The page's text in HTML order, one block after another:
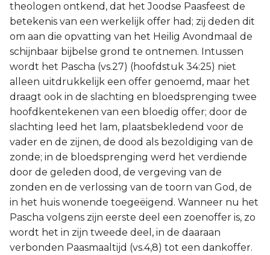
theologen ontkend, dat het Joodse Paasfeest de
betekenis van een werkelijk offer had; zij deden dit
om aan die opvatting van het Heilig Avondmaal de
schijnbaar bijbelse grond te ontnemen. Intussen
wordt het Pascha (vs.27) (hoofdstuk 34:25) niet
alleen uitdrukkelijk een offer genoemd, maar het
draagt ook in de slachting en bloedsprenging twee
hoofdkentekenen van een bloedig offer; door de
slachting leed het lam, plaatsbekledend voor de
vader en de zijnen, de dood als bezoldiging van de
zonde; in de bloedsprenging werd het verdiende
door de geleden dood, de vergeving van de
zonden en de verlossing van de toorn van God, de
in het huis wonende toegeëigend. Wanneer nu het
Pascha volgens zijn eerste deel een zoenoffer is, zo
wordt het in zijn tweede deel, in de daaraan
verbonden Paasmaaltijd (vs.4,8) tot een dankoffer.